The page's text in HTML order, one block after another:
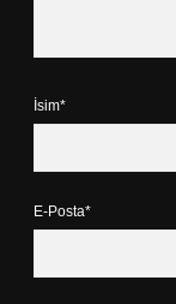
İsim*
E-Posta*